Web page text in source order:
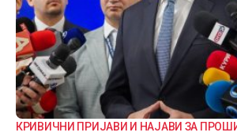
КРИВИЧНИ ПРИЈАВИ И НАЈАВИ ЗА